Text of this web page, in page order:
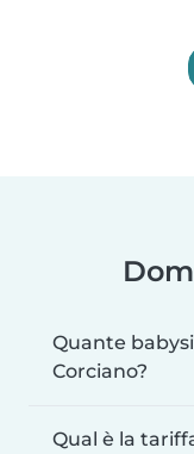
Quante
Corciano?
Qual è la